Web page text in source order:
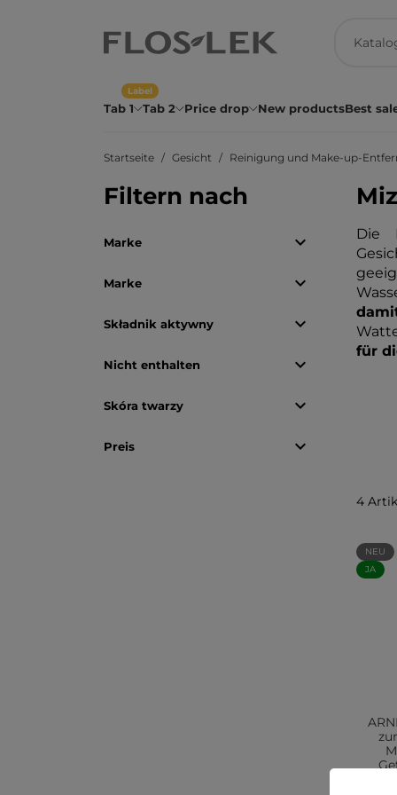
Tab 1 Tab 2
Label
Price drop New productsBest
Startseite Gesicht Reinigung und Make-up-
Filtern nach
Marke 
Marke 
Składnik aktywny 
Nicht enthalten 
Skóra twarzy 
Preis 
Die
für
4
NEU
JA